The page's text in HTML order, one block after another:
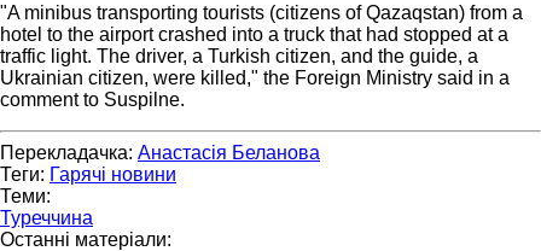
"A minibus transporting tourists (citizens of Qazaqstan) from a
hotel to the airport crashed into a truck that had stopped at a
traffic light. The driver, a Turkish citizen, and the guide, a
Ukrainian citizen, were killed," the Foreign Ministry said in a
comment to Suspilne.
Перекладачка: Анастасія Беланова
Теги: Гарячі новини
Теми:
Туреччина
Останні матеріали: